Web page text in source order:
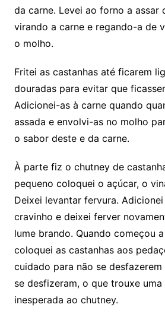
da carne. Levei ao forno a assar
virando a carne e regando-a de
o molho.
Fritei as castanhas até ficarem
douradas para evitar que
Adicionei-as à carne quando
assada e envolvi-as no molho
o sabor deste e da carne.
À parte fiz o chutney de
pequeno coloquei o açúcar, o
Deixei levantar fervura.
cravinho e deixei ferver
lume brando. Quando começou
coloquei as castanhas aos
cuidado para não se
se desfizeram, o que trouxe
inesperada ao chutney.